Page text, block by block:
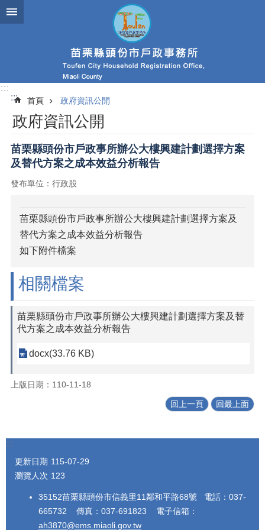
跳到主要內容區塊
:::
:::
首頁 政府資訊公開
政府資訊公開
苗栗縣頭份市戶政事所辦公大樓興建計劃選擇方案
及替代方案之成本效益分析報告
發布單位：行政股
苗栗縣頭份市戶政事所辦公大樓興建計劃選擇方案及
替代方案之成本效益分析報告
如下附件檔案
相關檔案
苗栗縣頭份市戶政事所辦公大樓興建計劃選擇方案及替
代方案之成本效益分析報告
docx(33.76 KB)
上版日期：110-11-18
回上一頁 回最上面
:::
更新日期 115-07-29
瀏覽人次 123
35152苗栗縣頭份市信義里11鄰和平路68號 電話：037-
665732 傳真：037-691823 電子信箱：
ah3870@ems.miaoli.gov.tw